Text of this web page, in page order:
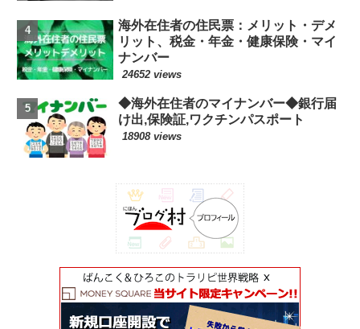
海外在住者の住民票：メリット・デメ
リット、税金・年金・健康保険・マイ
ナンバー
24652 views
◆海外在住者のマイナンバー◆銀行届
け出,保険証,ワクチンパスポート
18908 views